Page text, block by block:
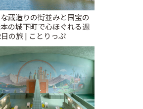
蔵造りの街並みと国宝の
の城下町で心ほぐれる週
の旅 | ことりっぷ